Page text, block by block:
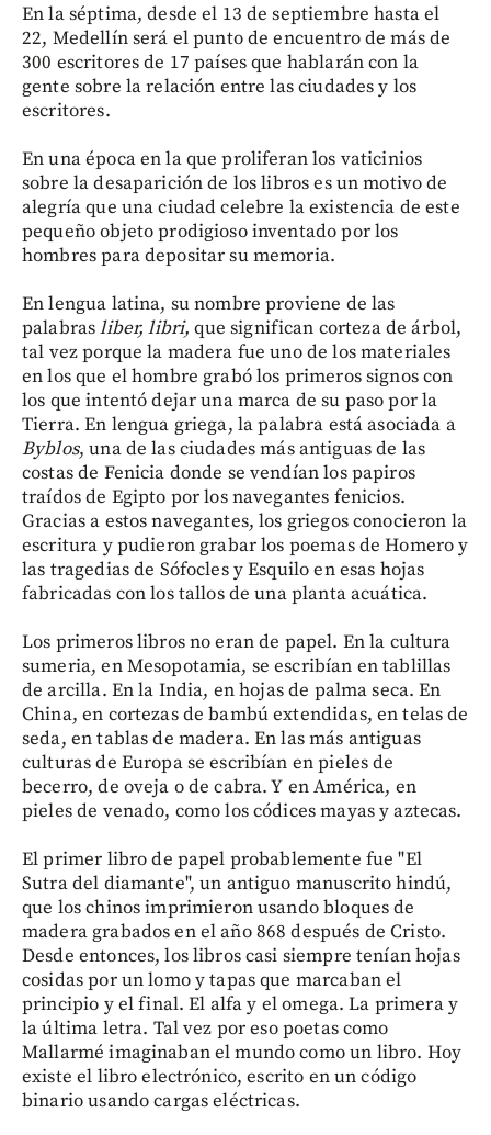
En la séptima, desde el 13 de septiembre hasta el
22, Medellín será el punto de encuentro de más de
300 escritores de 17 países que hablarán con la
gente sobre la relación entre las ciudades y los
escritores.
En una época en la que proliferan los vaticinios
sobre la desaparición de los libros es un motivo de
alegría que una ciudad celebre la existencia de este
pequeño objeto prodigioso inventado por los
hombres para depositar su memoria.
En lengua latina, su nombre proviene de las
palabrasliber, libri, que significan corteza de árbol,
tal vez porque la madera fue uno de los materiales
en los que el hombre grabó los primeros signos con
los que intentó dejar una marca de su paso por la
Tierra. En lengua griega, la palabra está asociada a
Byblos, una de las ciudades más antiguas de las
costas de Fenicia donde se vendían los papiros
traídos de Egipto por los navegantes fenicios.
Gracias a estos navegantes, los griegos conocieron la
escritura y pudieron grabar los poemas de Homero y
las tragedias de Sófocles y Esquilo en esas hojas
fabricadas con los tallos de una planta acuática.
Los primeros libros no eran de papel. En la cultura
sumeria, en Mesopotamia, se escribían en tablillas
de arcilla. En la India, en hojas de palma seca. En
China, en cortezas de bambú extendidas, en telas de
seda, en tablas de madera. En las más antiguas
culturas de Europa se escribían en pieles de
becerro, de oveja o de cabra. Y en América, en
pieles de venado, como los códices mayas y aztecas.
El primer libro de papel probablemente fue "El
Sutra del diamante", un antiguo manuscrito hindú,
que los chinos imprimieron usando bloques de
madera grabados en el año 868 después de Cristo.
Desde entonces, los libros casi siempre tenían hojas
cosidas por un lomo y tapas que marcaban el
principio y el final. El alfa y el omega. La primera y
la última letra. Tal vez por eso poetas como
Mallarmé imaginaban el mundo como un libro. Hoy
existe el libro electrónico, escrito en un código
binario usando cargas eléctricas.